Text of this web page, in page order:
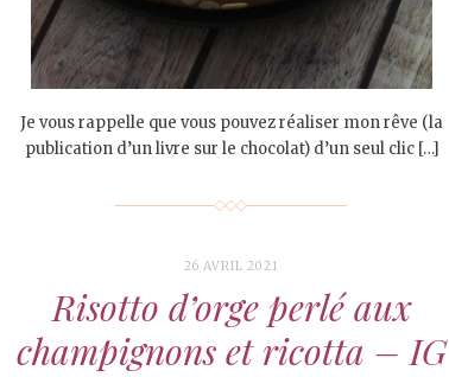
Je vous rappelle que vous pouvez réaliser mon rêve (la
publication d’un livre sur le chocolat) d’un seul clic […]
26 AVRIL 2021
Risotto d’orge perlé aux
champignons et ricotta – IG